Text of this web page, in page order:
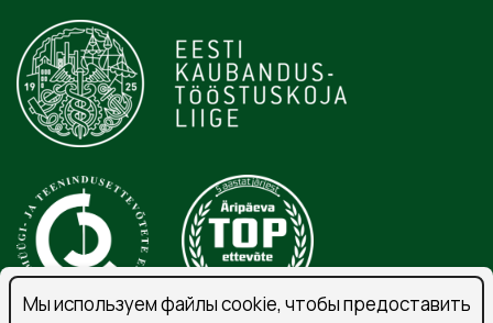
Мы используем файлы cookie, чтобы предоставить